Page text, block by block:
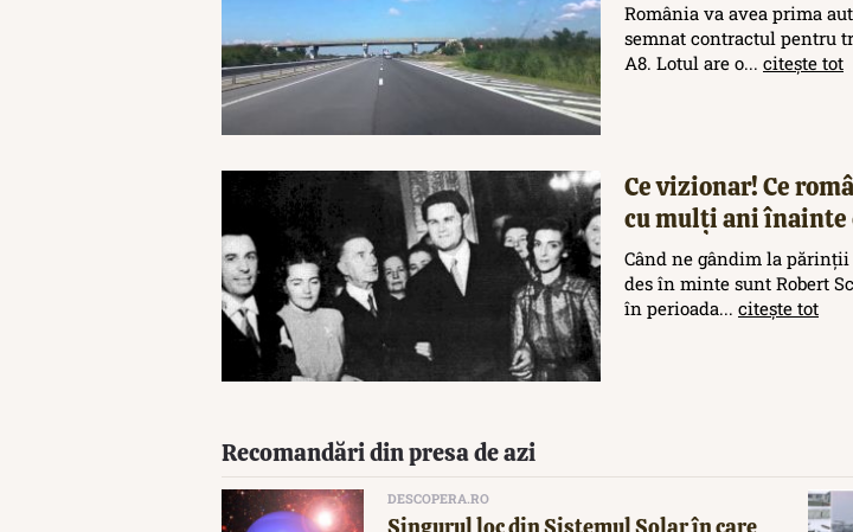
România va avea prima
semnat contractul pentru
A8. Lotul are o... citește tot
Ce vizionar! Ce
cu mulți ani înainte
Când ne gândim la
des în minte sunt Robert
în perioada... citește tot
Recomandări din presa de azi
DESCOPERA.RO
Singurul loc din Sistemul Solar în care